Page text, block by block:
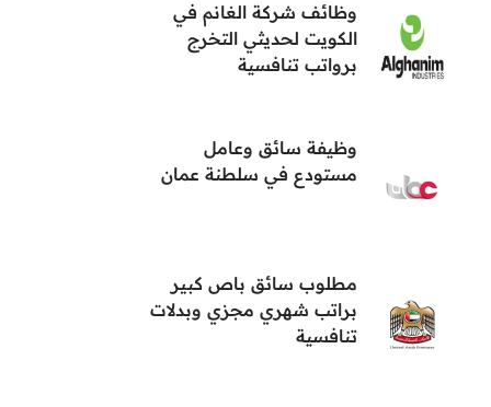
وظائف شركة الغانم في
الكويت لحديثي التخرج
برواتب تنافسية
وظيفة سائق وعامل
مستودع في سلطنة عمان
مطلوب سائق باص كبير
براتب شهري مجزي وبدلات
تنافسية